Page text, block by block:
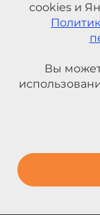
cookies и
Вы